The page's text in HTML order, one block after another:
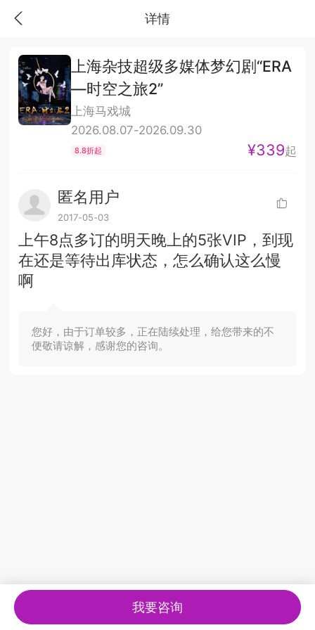
详情
上海杂技超级多媒体梦幻剧“ERA
—时空之旅2”
上海马戏城
2026.08.07-2026.09.30
8.8折起 ¥339起
匿名用户
2017-05-03
上午8点多订的明天晚上的5张VIP，到现
在还是等待出库状态，怎么确认这么慢
啊
您好，由于订单较多，正在陆续处理，给您带来的不
便敬请谅解，感谢您的咨询。
我要咨询